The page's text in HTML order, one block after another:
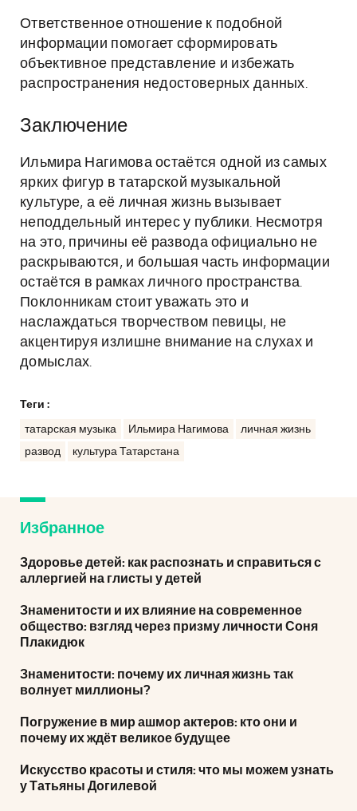
Ответственное отношение к подобной
информации помогает сформировать
объективное представление и избежать
распространения недостоверных данных.
Заключение
Ильмира Нагимова остаётся одной из самых
ярких фигур в татарской музыкальной
культуре, а её личная жизнь вызывает
неподдельный интерес у публики. Несмотря
на это, причины её развода официально не
раскрываются, и большая часть информации
остаётся в рамках личного пространства.
Поклонникам стоит уважать это и
наслаждаться творчеством певицы, не
акцентируя излишне внимание на слухах и
домыслах.
Теги :
татарская музыка Ильмира Нагимова
личная жизнь
развод
культура Татарстана
Избранное
Здоровье детей: как распознать и справиться с
аллергией на глисты у детей
Знаменитости и их влияние на современное
общество: взгляд через призму личности Соня
Плакидюк
Знаменитости: почему их личная жизнь так
волнует миллионы?
Погружение в мир ашмор актеров: кто они и
почему их ждёт великое будущее
Искусство красоты и стиля: что мы можем узнать
у Татьяны Догилевой